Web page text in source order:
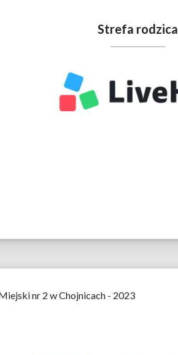
Strefa rodzica
nr 2 w Chojnicach - 2023